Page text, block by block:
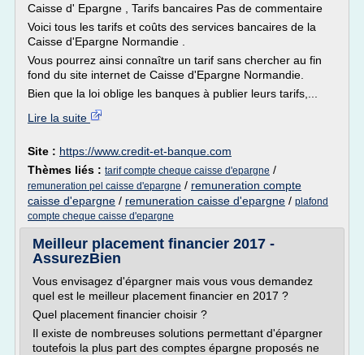
Caisse d' Epargne , Tarifs bancaires Pas de commentaire
Voici tous les tarifs et coûts des services bancaires de la
Caisse d'Epargne Normandie .
Vous pourrez ainsi connaître un tarif sans chercher au fin
fond du site internet de Caisse d'Epargne Normandie.
Bien que la loi oblige les banques à publier leurs tarifs,...
Lire la suite
Site : https://www.credit-et-banque.com
Thèmes liés : tarif compte cheque caisse d'epargne /
remuneration pel caisse d'epargne / remuneration compte
caisse d'epargne / remuneration caisse d'epargne / plafond
compte cheque caisse d'epargne
Meilleur placement financier 2017 -
AssurezBien
Vous envisagez d'épargner mais vous vous demandez
quel est le meilleur placement financier en 2017 ?
Quel placement financier choisir ?
Il existe de nombreuses solutions permettant d'épargner
toutefois la plus part des comptes épargne proposés ne